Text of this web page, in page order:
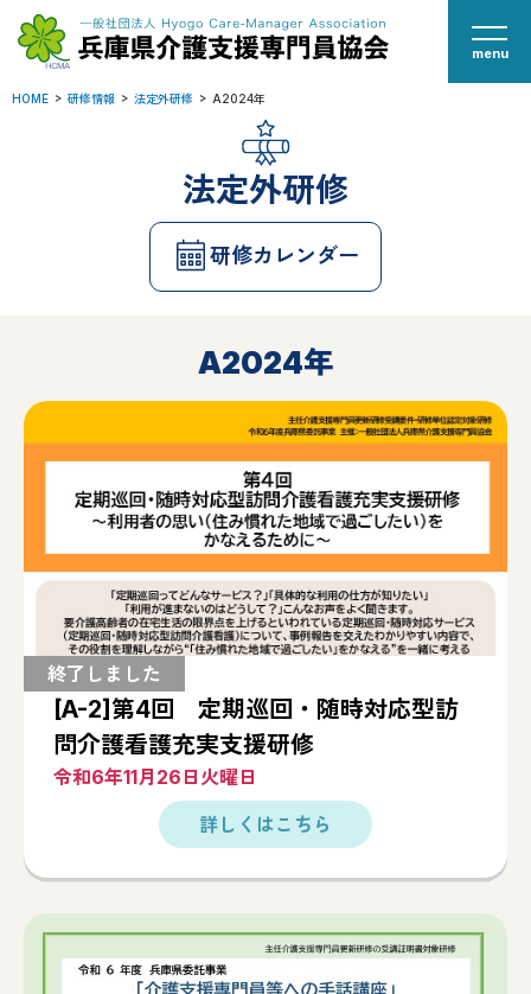
menu
HOME 研修情報 法定外研修 A2024年
法定外研修
研修カレンダー
A2024年
[A-2]第4回 定期巡回・随時対応型訪
問介護看護充実支援研修
令和6年11月26日火曜日